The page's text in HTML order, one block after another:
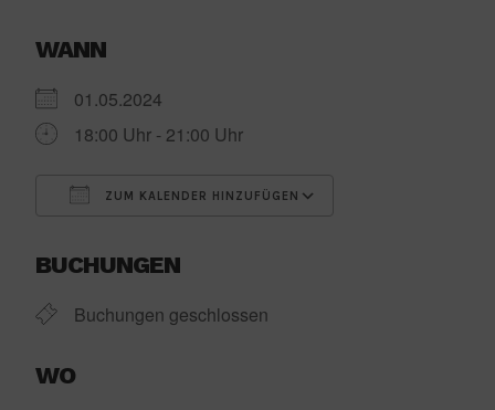
WANN
01.05.2024
18:00 Uhr - 21:00 Uhr
ZUM KALENDER HINZUFÜGEN
BUCHUNGEN
Buchungen geschlossen
WO